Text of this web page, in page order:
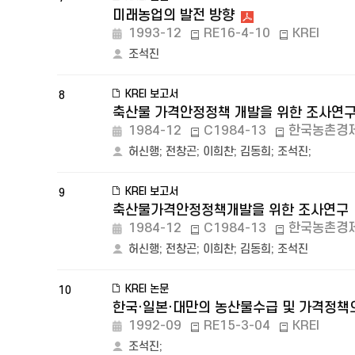
미래농업의 발전 방향
1993-12 RE16-4-10 KREI
조석진
8 KREI 보고서
축산물 가격안정정책 개발을 위한 조사연구
1984-12 C1984-13 한국농촌경
허신행; 전창곤; 이희찬; 김동희 ; 조석진;
9 KREI 보고서
축산물가격안정정책개발을 위한 조사연구
1984-12 C1984-13 한국농촌경
허신행; 전창곤; 이희찬; 김동희 ; 조석진
10 KREI 논문
한국·일본·대만의 농산물수급 및 가격정책
1992-09 RE15-3-04 KREI
조석진;